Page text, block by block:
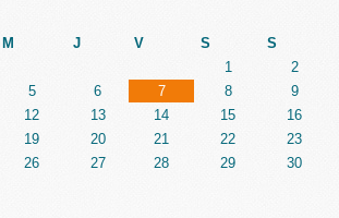
M J V S S
1
2
5 6 7 8
9
12 13 14 15
16
19 20 21 22
23
26 27 28 29
30